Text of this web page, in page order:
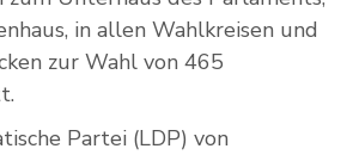
in allen Wahlkreisen und
zur Wahl von 465
Partei (LDP) von